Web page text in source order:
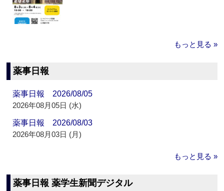
もっと見る »
薬事日報
薬事日報 2026/08/05
2026年08月05日 (水)
薬事日報 2026/08/03
2026年08月03日 (月)
もっと見る »
薬事日報 薬学生新聞デジタル